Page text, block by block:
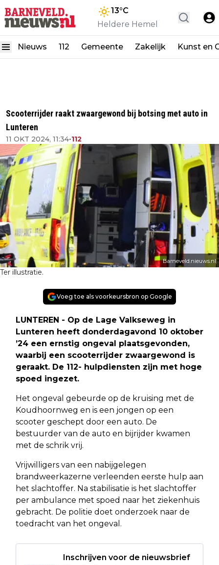
13°C
Heldere Hemel
Nieuws 112 Gemeente Zakelijk Kunst en
Scooterrijder raakt zwaargewond bij botsing met auto in
Lunteren
11 OKT 2024, 11:34•112
Barneveld.nieuws.nl
Ter illustratie.
Voeg toe als voorkeursbron op Google
LUNTEREN - Op de Lage Valkseweg in
Lunteren heeft donderdagavond 10 oktober
’24 een ernstig ongeval plaatsgevonden,
waarbij een scooterrijder zwaargewond is
geraakt. De 112- hulpdiensten zijn met hoge
spoed ingezet.
Het ongeval gebeurde op de kruising met de
Koudhoornweg en is een jongen op een
scooter geschept door een auto. De
bestuurder van de auto en bijrijder kwamen
met de schrik vrij.
Vrijwilligers van een nabijgelegen
brandweerkazerne verleenden eerste hulp aan
het slachtoffer. Na stabilisatie is het slachtoffer
per ambulance met spoed naar het ziekenhuis
gebracht. De politie doet onderzoek naar de
toedracht van het ongeval.
Inschrijven voor de nieuwsbrief